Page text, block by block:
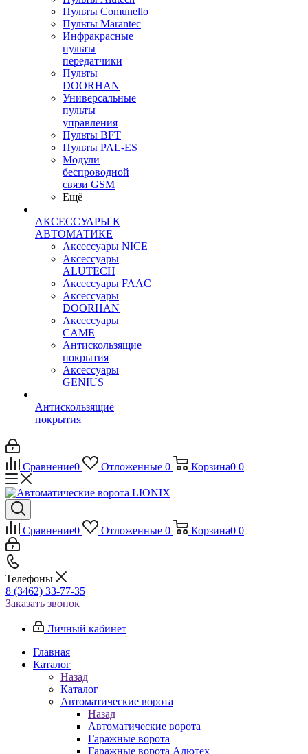
Пульты Сomunello
Пульты Marantec
Инфракрасные
пульты
передатчики
Пульты
DOORHAN
Универсальные
пульты
управления
Пульты BFT
Пульты PAL-ES
Модули
беспроводной
связи GSM
Ещё
АКСЕССУАРЫ К
АВТОМАТИКЕ
Аксессуары NICE
Аксессуары
ALUTECH
Аксессуары FAAC
Аксессуары
DOORHAN
Аксессуары
CAME
Антискользящие
покрытия
Аксессуары
GENIUS
Антискользящие
покрытия
Сравнение0 Отложенные 0 Корзина0 0
Сравнение0 Отложенные 0 Корзина0 0
Телефоны
8 (3462) 33-77-35
Заказать звонок
Личный кабинет
Главная
Каталог
Назад
Каталог
Автоматические ворота
Назад
Автоматические ворота
Гаражные ворота
Гаражные ворота Алютех